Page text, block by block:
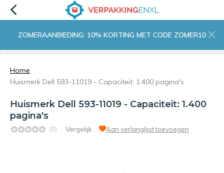
ZOMERAANBIEDING: 10% KORTING MET CODE ZOMER10
Home
Huismerk Dell 593-11019 - Capaciteit: 1.400 pagina's
Huismerk Dell 593-11019 - Capaciteit: 1.400
pagina's
(0) Vergelijk Aan verlanglijst toevoegen